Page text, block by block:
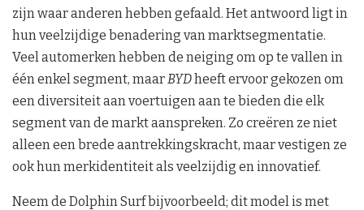
zijn waar anderen hebben gefaald. Het antwoord ligt in
hun veelzijdige benadering van marktsegmentatie.
Veel automerken hebben de neiging om op te vallen in
één enkel segment, maar BYDheeft ervoor gekozen om
een diversiteit aan voertuigen aan te bieden die elk
segment van de markt aanspreken. Zo creëren ze niet
alleen een brede aantrekkingskracht, maar vestigen ze
ook hun merkidentiteit als veelzijdig en innovatief.
Neem de Dolphin Surf bijvoorbeeld; dit model is met